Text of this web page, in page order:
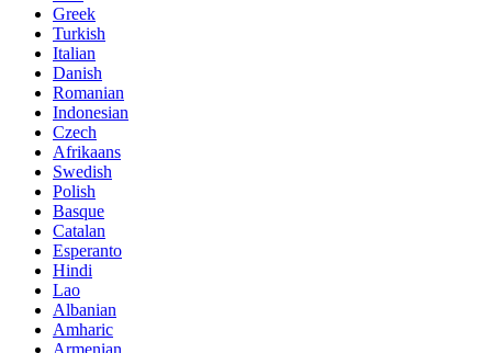
Greek
Turkish
Italian
Danish
Romanian
Indonesian
Czech
Afrikaans
Swedish
Polish
Basque
Catalan
Esperanto
Hindi
Lao
Albanian
Amharic